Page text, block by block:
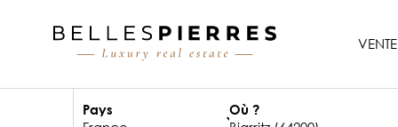
VENTE
Pays Où ?